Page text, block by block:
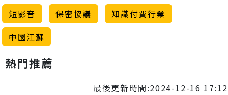
短影音
保密協議
知識付費行業
中國江蘇
熱門推薦
最後更新時間:2024-12-16 17:12